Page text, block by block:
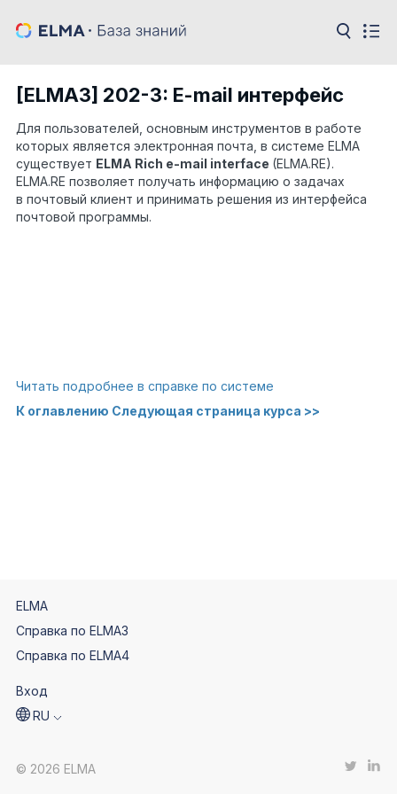
[ELMA3] 202-3: E-mail интерфейс
Для пользователей, основным инструментов в работе
которых является электронная почта, в системе ELMA
существует ELMA Rich e-mail interface (ELMA.RE).
ELMA.RE позволяет получать информацию о задачах
в почтовый клиент и принимать решения из интерфейса
почтовой программы.
Читать подробнее в справке по системе
К оглавлению Следующая страница курса >>
ELMA
Справка по ELMA3
Справка по ELMA4
Вход
RU
© 2026 ELMA